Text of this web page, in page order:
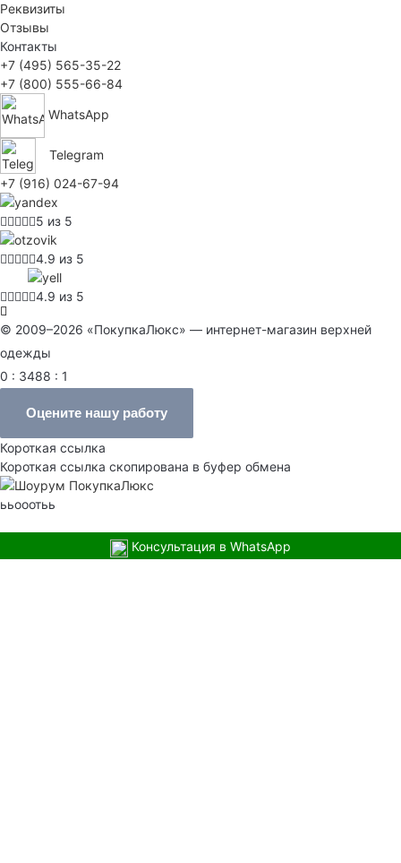
Реквизиты
Отзывы
Контакты
+7 (495) 565-35-22
+7 (800) 555-66-84
WhatsApp
Telegram
+7 (916) 024-67-94
5 из 5
4.9 из 5
4.9 из 5
© 2009–2026 «ПокупкаЛюкс» — интернет-магазин верхней
одежды
0 : 3488 : 1
Оцените нашу работу
Короткая ссылка
Короткая ссылка скопирована в буфер обмена
ььооотьь
Консультация в WhatsApp